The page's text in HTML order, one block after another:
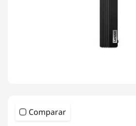
Comparar